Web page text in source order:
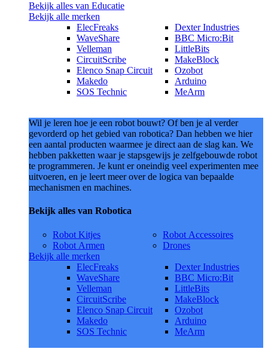
Bekijk alles van Educatie
Bekijk alle merken
ElecFreaks
WaveShare
Velleman
CircuitScribe
Elenco Snap Circuit
Makedo
SOS Technic
Dexter Industries
BBC Micro:Bit
LittleBits
MakeBlock
Ozobot
Arduino
MeArm
Wil je leren hoe je een robot bouwt? Of ben je al verder
gevorderd op het gebied van robotica? Dan hebben we hier
een aantal producten waarmee je direct aan de slag kan. We
hebben pakketten waar je stapsgewijs je zelfgebouwde robot
te programmeren. Je kunt er oneindig veel experimenten mee
uitvoeren, en je leert meer over de logica van bepaalde
mechanismen en machines.
Bekijk alles van Robotica
Robot Kitjes
Robot Armen
Robot Accessoires
Drones
Bekijk alle merken
ElecFreaks
WaveShare
Velleman
CircuitScribe
Elenco Snap Circuit
Makedo
SOS Technic
Dexter Industries
BBC Micro:Bit
LittleBits
MakeBlock
Ozobot
Arduino
MeArm